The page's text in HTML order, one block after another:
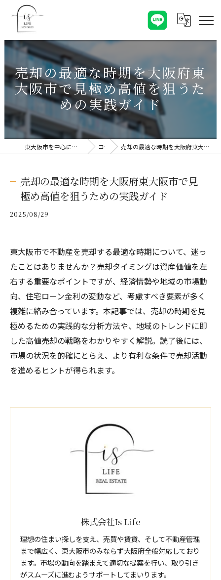
売却の最適な時期を大阪府東
大阪市で見極め高値を狙うた
めの実践ガイド
東大阪市を中心に不動産売却なら株式会社Is Life コラム 売却の最適な時期を大阪府東大阪市で見極め高値を狙うための実践ガイド
売却の最適な時期を大阪府東大阪市で見
極め高値を狙うための実践ガイド
2025/08/29
東大阪市で不動産を売却する最適な時期について、迷っ
たことはありませんか？売却タイミングは資産価値を左
右する重要なポイントですが、経済情勢や地域の市場動
向、住宅ローン金利の変動など、考慮すべき要素が多く
複雑に絡み合っています。本記事では、売却の時期を見
極めるための実践的な分析方法や、地域のトレンドに即
した高値売却の戦略をわかりやすく解説。読了後には、
市場の状況を的確にとらえ、より有利な条件で売却活動
を進めるヒントが得られます。
株式会社Is Life
理想の住まい探しを支え、売買や賃貸、そして不動産管理
まで幅広く、東大阪市のみならず大阪府全般対応しており
ます。市場の動向を踏まえて適切な提案を行い、取り引き
がスムーズに進むようサポートしてまいります。